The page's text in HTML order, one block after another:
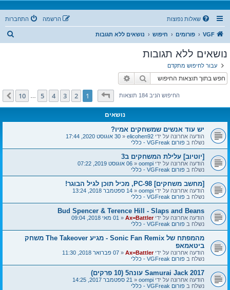
שאלות נפוצות התחברות הרשמה
VGF פורומים חיפוש נושאים ללא תגובות
ח
נושאים ללא תגובות
עבור לחיפוש מתקדם
חיפוש
החיפוש הניב 184 תוצאות דף1מתוך10
1
2
3
4
5
10 הבא
נושאים
יש עוד אנשים שמשחקים אמיו?
הודעה אחרונה על ידי elicohen92
«30 אוגוסט 2020, 17:44
נשלח בפורום VGFreak - כללי
[יוטיוב] עלילת המשחקים ב3
הודעה אחרונה על ידי oompi
«06 אוגוסט 2019, 07:22
נשלח בפורום VGFreak - כללי
[מחשב משחקים] PC-98, מכיל תוכן לגיל הבוגר!
הודעה אחרונה על ידי oompi
«14 ספטמבר 2018, 13:24
נשלח בפורום VGFreak - כללי
Bud Spencer & Terence Hill - Slaps and Beans
הודעה אחרונה על ידי Ax=Battler
«01 מאי 2018, 09:04
נשלח בפורום VGFreak - כללי
מהמפתח של Sonic Fan Remix - מגיע The Takeover משחק
ביטאמאפ
הודעה אחרונה על ידי Ax=Battler
«07 פברואר 2018, 11:30
נשלח בפורום VGFreak - כללי
Samurai Jack 2017 עונה5 (10 פרקים)
הודעה אחרונה על ידי oompi
«21 ספטמבר 2017, 14:25
נשלח בפורום VGFreak - כללי